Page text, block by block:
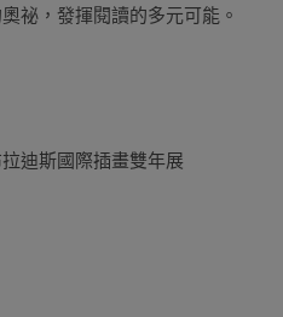
祕，發揮閱讀的多元可能。
迪斯國際插畫雙年展